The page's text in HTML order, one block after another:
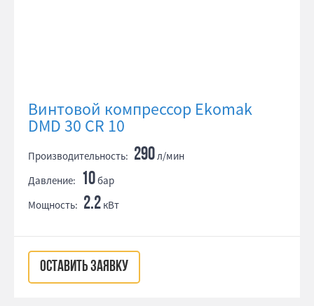
Винтовой компрессор Ekomak
DMD 30 CR 10
Производительность: 290л/мин
Давление: 10бар
Мощность: 2.2 кВт
ОСТАВИТЬ ЗАЯВКУ